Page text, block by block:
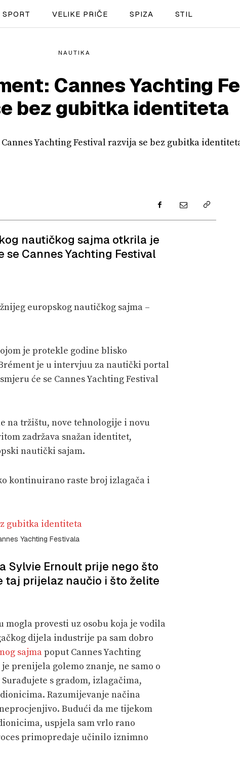
SPORT
PLOVILA
SHOP
SPORT VELIKE PRIČE SPIZA STIL
NAUTIKA
Cannes Yachting
bez gubitka identiteta
nautičkog sajma otkrila je
Cannes Yachting Festival
europskog nautičkog sajma –
je protekle godine blisko
je u intervjuu za nautički portal
će se Cannes Yachting Festival
na tržištu, nove tehnologije i novu
zadržava snažan identitet,
nautički sajam.
kontinuirano raste broj izlagača i
Yachting Festivala
Sylvie Ernoult prije nego što
taj prijelaz naučio i što želite
provesti uz osobu koja je vodila
dijela industrije pa sam dobro
sajmapoput Cannes Yachting
prenijela golemo znanje, ne samo o
s gradom, izlagačima,
Razumijevanje načina
Budući da me tijekom
uspjela sam vrlo rano
primopredaje učinilo iznimno